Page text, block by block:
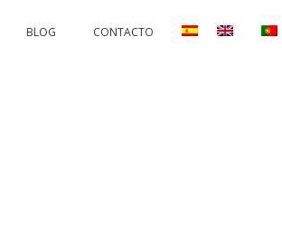
BLOG CONTACTO